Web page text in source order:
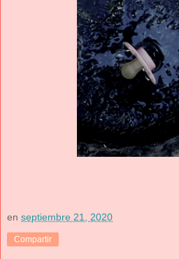
en septiembre 21, 2020
Compartir